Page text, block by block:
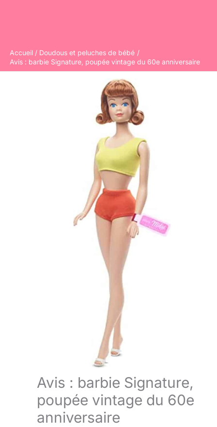
Accueil
Doudous et peluches de bébé
Avis : barbie Signature, poupée vintage du 60e anniversaire
Avis : barbie Signature,
poupée vintage du 60e
anniversaire